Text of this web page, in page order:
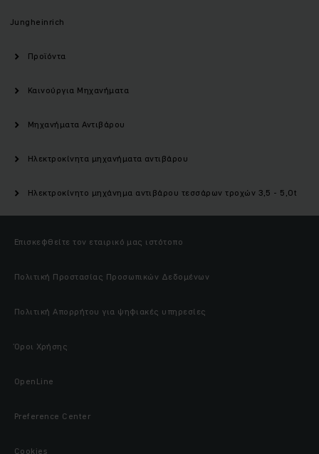
Jungheinrich
Προϊόντα
Καινούργια Μηχανήματα
Μηχανήματα Αντιβάρου
Ηλεκτροκίνητα μηχανήματα αντιβάρου
Ηλεκτροκίνητο μηχάνημα αντιβάρου τεσσάρων τροχών 3,5 - 5,0t
Επισκεφθείτε τον εταιρικό μας ιστότοπο
Πολιτική Προστασίας Προσωπικών Δεδομένων
Πολιτική Απορρήτου για ψηφιακές υπηρεσίες
Όροι Χρήσης
OpenLine
Preference Center
Cookies